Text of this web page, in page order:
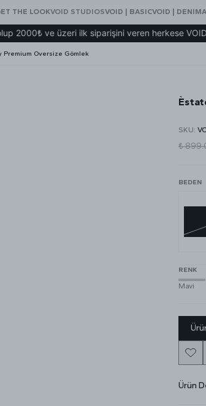
THE LOOKVOID STUDIOSVOID | BASICVOID | DENIM
ve üzeri ilk siparişini veren herkese VOID
Premium Oversize Gömlek
SKU:
₺
BEDEN
RENK
Mavi
Ürün